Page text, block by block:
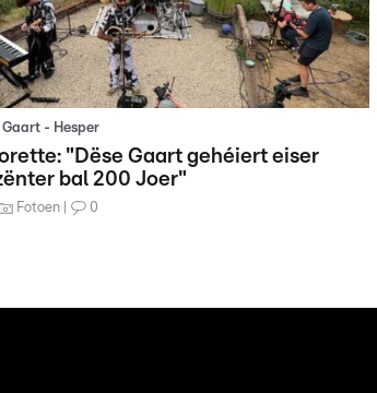
Gaart - Hesper
"Dëse Gaart gehéiert eiser
bal 200 Joer"
Fotoen 0